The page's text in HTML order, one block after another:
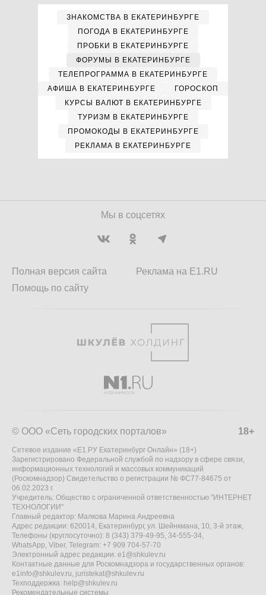
ЗНАКОМСТВА В ЕКАТЕРИНБУРГЕ
ПОГОДА В ЕКАТЕРИНБУРГЕ
ПРОБКИ В ЕКАТЕРИНБУРГЕ
ФОРУМЫ В ЕКАТЕРИНБУРГЕ
ТЕЛЕПРОГРАММА В ЕКАТЕРИНБУРГЕ
АФИША В ЕКАТЕРИНБУРГЕ
ГОРОСКОП
КУРСЫ ВАЛЮТ В ЕКАТЕРИНБУРГЕ
ТУРИЗМ В ЕКАТЕРИНБУРГЕ
ПРОМОКОДЫ В ЕКАТЕРИНБУРГЕ
РЕКЛАМА В ЕКАТЕРИНБУРГЕ
Мы в соцсетях
Полная версия сайта
Помощь по сайту
Реклама на E1.RU
18+
© ООО «Сеть городских порталов»
Сетевое издание «Е1.РУ Екатеринбург Онлайн» (18+)
Зарегистрировано Федеральной службой по надзору в сфере связи,
информационных технологий и массовых коммуникаций
(Роскомнадзор) Свидетельство о регистрации № ФС77-84675 от
06.02.2023 г.
Учредитель: Общество с ограниченной ответственностью "ИНТЕРНЕТ
ТЕХНОЛОГИИ"
Главный редактор: Малкова Марина Андреевна
Адрес редакции: 620014, Екатеринбург, ул. Шейнкмана, 10, 3-й этаж,
Телефоны (круглосуточно): 8 (343) 379-49-95, 34-555-34,
WhatsApp, Viber, Telegram: +7 909 704-57-70
Электронный адрес редакции: e1@shkulev.ru
Контактные данные для Роскомнадзора и государственных органов:
e1info@shkulev.ru, juristekat@shkulev.ru
Техподдержка: help@shkulev.ru
Рекомендательные системы